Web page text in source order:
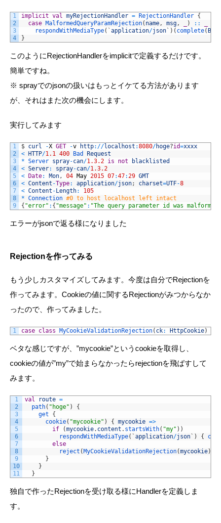
1
2
3
4
implicit val myRejectionHandler = RejectionHandler {
case MalformedQueryParamRejection( name , msg , ) ::
respondWithMediaType( `application/json` ) ( complete(
}
このようにRejectionHandlerをimplicitで定義するだけです。
簡単ですね。
※ sprayでのjsonの扱いはもっとイケてる方法があります
が、それはまた次の機会にします。
実行してみます
1
2
3
4
5
6
7
8
9
$ curl -X GET -v http: //localhost :8080/hoge?id=xxxx
< HTTP/1.1 400 Bad Request
* Server spray-can/1.3.2 is not
blacklisted
< Server: spray-can/1.3.2
< Date: Mon , 04 May 2015 07:47: 29 GMT
< Content -Type: application/json; charset=UTF-8
< Content -Length:
105
* Connection #0 to host localhost left intact
{ "error" : { "message" : "The query parameter id was
エラーがjsonで返る様になりました
Rejectionを作ってみる
もう少しカスタマイズしてみます。今度は自分でRejectionを
作ってみます。Cookieの値に関するRejectionがみつからなか
ったので、作ってみました。
1 case class MyCookieValidationRejection( ck: HttpCookie)
ベタな感じですが、”mycookie”というcookieを取得し、
cookieの値が”my”で始まらなかったらrejectionを飛ばすして
みます。
1
2
3
4
5
6
7
8
9
10
11
val route =
path( "hoge" )
{
get
{
cookie( "mycookie" ) { mycookie =>
if
(mycookie. content . startsWith( "my" ) )
respondWithMediaType( ` application/json` ) {
else
reject (MyCookieValidationRejection(mycookie)
}
}
}
独自で作ったRejectionを受け取る様にHandlerを定義しま
す。